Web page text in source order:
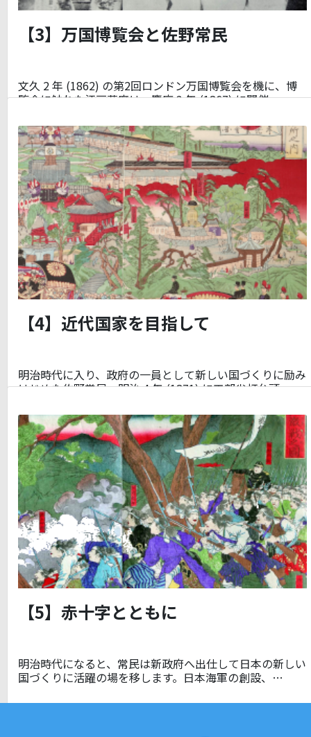
【3】万国博覧会と佐野常民
文久 2 年 (1862) の第2回ロンドン万国博覧会を機に、博
覧会に触れた江戸幕府は、慶応 3 年 (1867) に開催…
【4】近代国家を目指して
明治時代に入り、政府の一員として新しい国づくりに励み
はじめた佐野常民。明治 4 年 (1871) に工部省灯台頭…
【5】赤十字とともに
明治時代になると、常民は新政府へ出仕して日本の新しい
国づくりに活躍の場を移します。日本海軍の創設、…